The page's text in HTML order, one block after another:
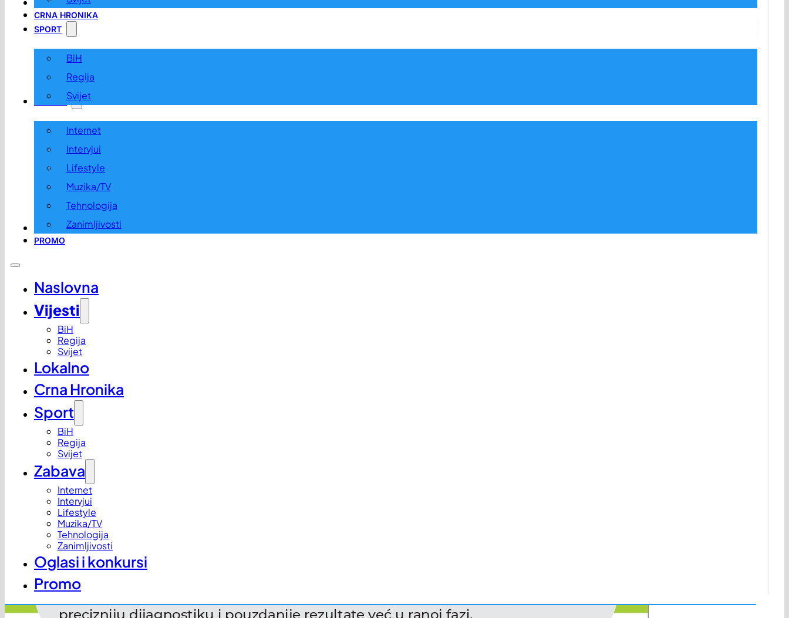
LOKALNO
CRNA HRONIKA
SPORT
BiH
Regija
Svijet
ZABAVA
Internet
Intervjui
Lifestyle
Muzika/TV
Tehnologija
Zanimljivosti
OGLASI I KONKURSI
PROMO
Naslovna
Vijesti
BiH
Regija
Svijet
Lokalno
Crna Hronika
Sport
BiH
Regija
Svijet
Zabava
Internet
Intervjui
Lifestyle
Muzika/TV
Tehnologija
Zanimljivosti
Oglasi i konkursi
Promo